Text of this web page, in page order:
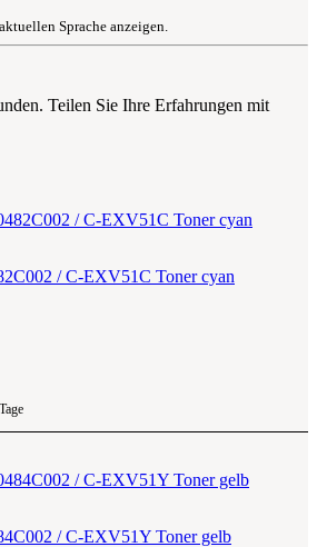
Sprache anzeigen.
Teilen Sie Ihre Erfahrungen mit
/ C-EXV51C Toner cyan
/ C-EXV51Y Toner gelb